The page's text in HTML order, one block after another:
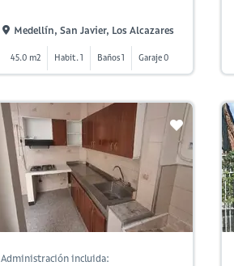
Medellín, San Javier, Los Alcazares
45.0 m2 Habit. 1 Baños 1 Garaje 0
Administración incluida: